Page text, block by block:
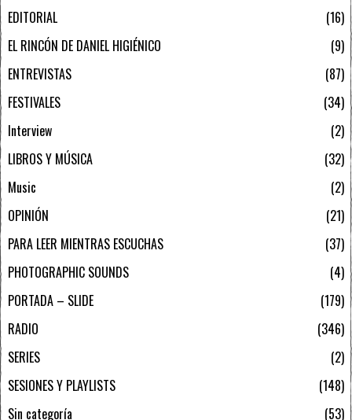
EDITORIAL
16
EL RINCÓN DE DANIEL HIGIÉNICO
9
ENTREVISTAS
87
FESTIVALES
34
Interview
2
LIBROS Y MÚSICA
32
Music
2
OPINIÓN
21
PARA LEER MIENTRAS ESCUCHAS
37
PHOTOGRAPHIC SOUNDS
4
PORTADA – SLIDE
179
RADIO
346
SERIES
2
SESIONES Y PLAYLISTS
148
Sin categoría
53